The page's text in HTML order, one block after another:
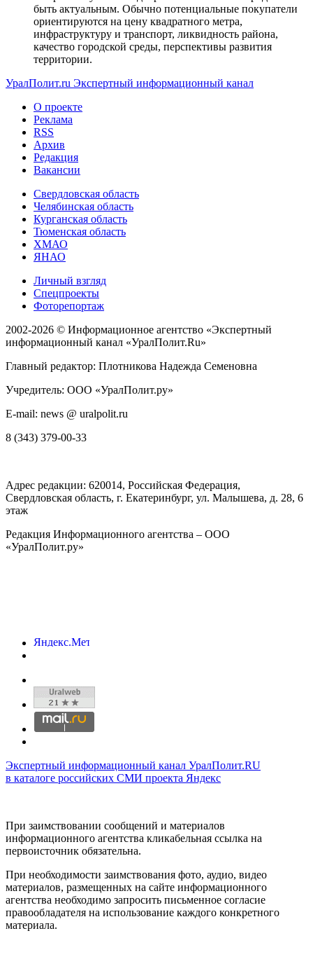
быть актуальным. Обычно потенциальные покупатели
ориентируются на цену квадратного метра,
инфраструктуру и транспорт, ликвидность района,
качество городской среды, перспективы развития
территории.
УралПолит.ru Экспертный информационный канал
О проекте
Реклама
RSS
Архив
Редакция
Вакансии
Свердловская область
Челябинская область
Курганская область
Тюменская область
ХМАО
ЯНАО
Личный взгляд
Спецпроекты
Фоторепортаж
2002-2026 © Информационное агентство «Экспертный
информационный канал «УралПолит.Ru»
Главный редактор: Плотникова Надежда Семеновна
Учредитель: ООО «УралПолит.ру»
E-mail: news @ uralpolit.ru
8 (343) 379-00-33
Адрес редакции: 620014, Российская Федерация,
Свердловская область, г. Екатеринбург, ул. Малышева, д. 28, 6
этаж
Редакция Информационного агентства – ООО
«УралПолит.ру»
Экспертный информационный канал УралПолит.RU
в каталоге российских СМИ проекта Яндекс
При заимствовании сообщений и материалов
информационного агентства кликабельная ссылка на
первоисточник обязательна.
При необходимости заимствования фото, аудио, видео
материалов, размещенных на сайте информационного
агентства необходимо запросить письменное согласие
правообладателя на использование каждого конкретного
материала.